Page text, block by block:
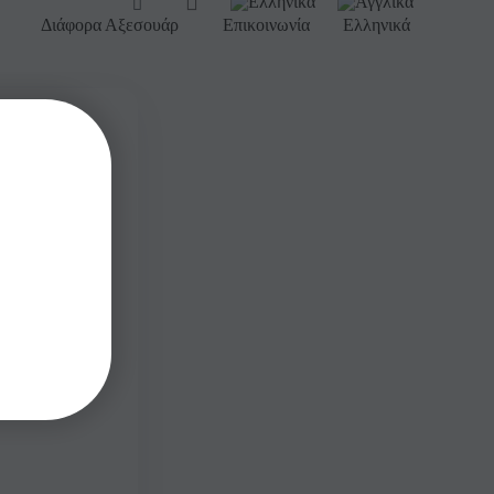
Διάφορα Αξεσουάρ Επικοινωνία Ελληνικά
ανά